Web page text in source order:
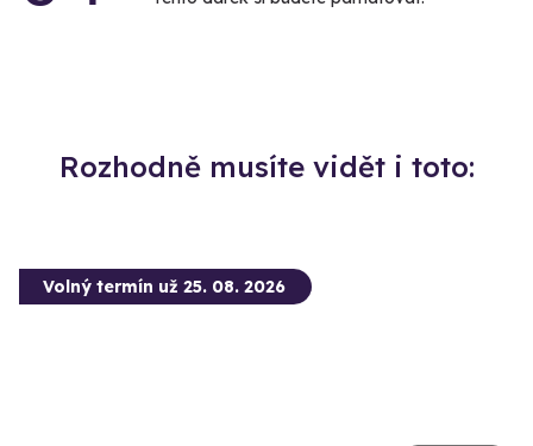
Rozhodně musíte vidět i toto:
Volný termín už 25. 08. 2026